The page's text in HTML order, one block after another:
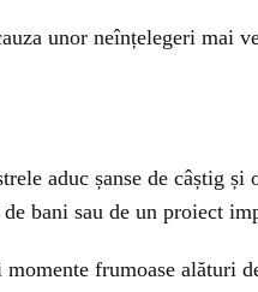
unor neînțelegeri mai
aduc șanse de câștig și
bani sau de un proiect
frumoase alături